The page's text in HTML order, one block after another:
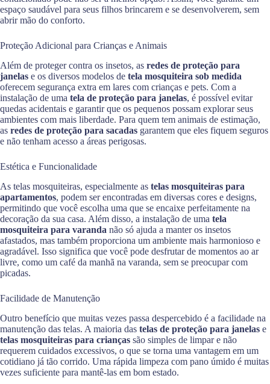
espaço saudável para seus filhos brincarem e se desenvolverem, sem
abrir mão do conforto.
Proteção Adicional para Crianças e Animais
Além de proteger contra os insetos, as redes de proteção para
janelas e os diversos modelos de tela mosquiteira sob medida
oferecem segurança extra em lares com crianças e pets. Com a
instalação de uma tela de proteção para janelas, é possível evitar
quedas acidentais e garantir que os pequenos possam explorar seus
ambientes com mais liberdade. Para quem tem animais de estimação,
as redes de proteção para sacadas garantem que eles fiquem seguros
e não tenham acesso a áreas perigosas.
Estética e Funcionalidade
As telas mosquiteiras, especialmente as telas mosquiteiras para
apartamentos, podem ser encontradas em diversas cores e designs,
permitindo que você escolha uma que se encaixe perfeitamente na
decoração da sua casa. Além disso, a instalação de uma tela
mosquiteira para varanda não só ajuda a manter os insetos
afastados, mas também proporciona um ambiente mais harmonioso e
agradável. Isso significa que você pode desfrutar de momentos ao ar
livre, como um café da manhã na varanda, sem se preocupar com
picadas.
Facilidade de Manutenção
Outro benefício que muitas vezes passa despercebido é a facilidade na
manutenção das telas. A maioria das telas de proteção para janelas e
telas mosquiteiras para crianças são simples de limpar e não
requerem cuidados excessivos, o que se torna uma vantagem em um
cotidiano já tão corrido. Uma rápida limpeza com pano úmido é muitas
vezes suficiente para mantê-las em bom estado.